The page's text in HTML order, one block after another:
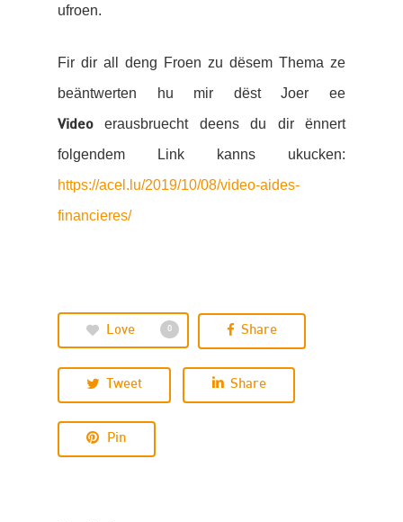
ufroen.
Fir dir all deng Froen zu dësem Thema ze
beäntwerten hu mir dëst Joer ee
Video erausbruecht deens du dir ënnert
folgendem Link kanns ukucken:
https://acel.lu/2019/10/08/video-aides-
financieres/
Love 0 Share
Tweet Share
Pin